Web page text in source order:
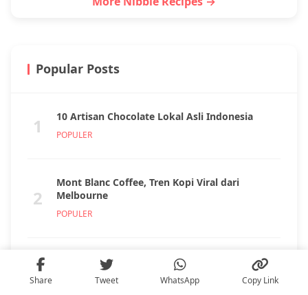
Popular Posts
1 10 Artisan Chocolate Lokal Asli Indonesia
POPULER
2
Mont Blanc Coffee, Tren Kopi Viral dari
Melbourne
POPULER
3 Waspada! Ini Ciri Siomay Pakai Ikan Sapu-Sapu
Share Tweet WhatsApp Copy Link